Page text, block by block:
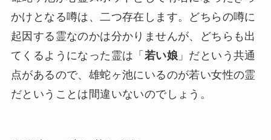
かけとなる噂は、二つ存在します。どちらの噂に
起因する霊なのかは分かりませんが、どちらも出
てくるようになった霊は「 若い娘」だという共通
点があるので、雄蛇ヶ池にいるのが若い女性の霊
だということは間違いないのでしょう。